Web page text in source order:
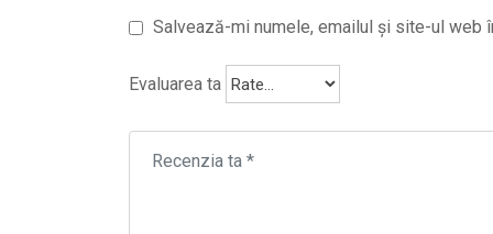
Salvează-mi numele, emailul și site-ul web
Evaluarea ta